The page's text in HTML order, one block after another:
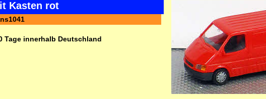
Kasten rot
Tage innerhalb Deutschland